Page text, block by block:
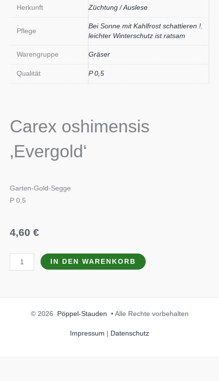
Herkunft Züchtung / Auslese
Pflege
Bei Sonne mit Kahlfrost schattieren !
leichter Winterschutz ist ratsam
Warengruppe Gräser
Qualität P 0,5
Carex oshimensis
‚Evergold‘
Garten-Gold-Segge
P 0,5
4,60 €
Carex
oshimensis
IN DEN WARENKORB
© 2026 Pöppel-Stauden • Alle Rechte vorbehalten
Impressum | Datenschutz